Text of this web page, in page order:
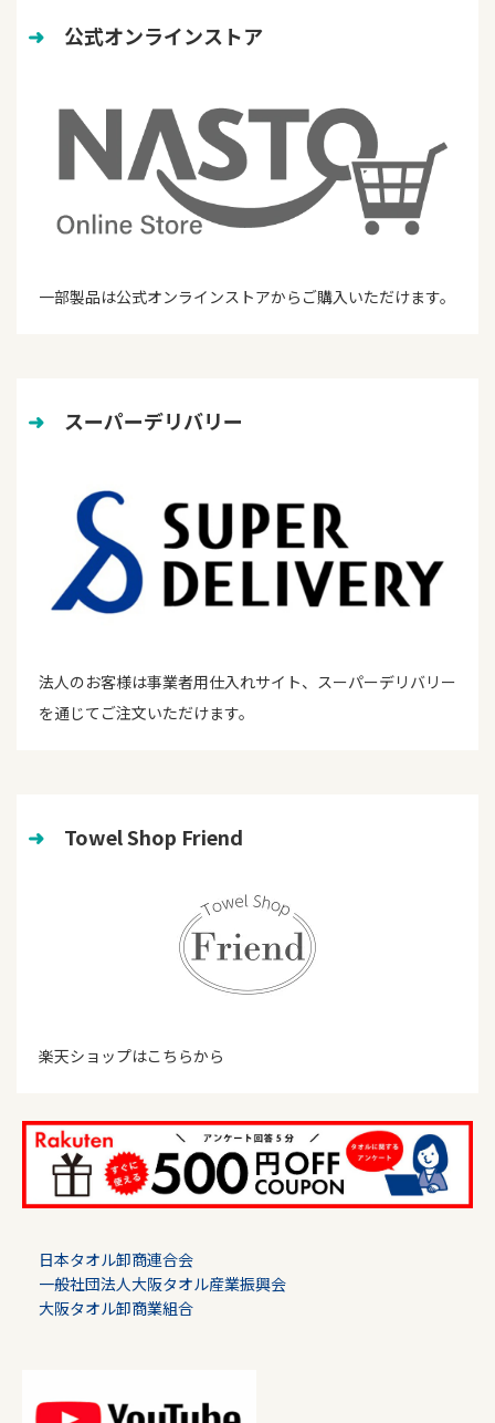
➜ 公式オンラインストア
一部製品は公式オンラインストアからご購入いただけます。
➜ スーパーデリバリー
法人のお客様は事業者用仕入れサイト、スーパーデリバリー
を通じてご注文いただけます。
➜ Towel Shop Friend
楽天ショップはこちらから
日本タオル卸商連合会
一般社団法人大阪タオル産業振興会
大阪タオル卸商業組合